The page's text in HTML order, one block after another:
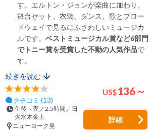
す。エルトン・ジョンが楽曲に加わり、
舞台セット、衣装、ダンス、歌とブロー
ドウェイで見るにふさわしいミュージカ
ルです。ベストミュージカル賞など6部門
でトニー賞を受賞した不動の人気作品で
す。
続きを読む
クチコミ (13)
US$136～
午後～夜／2.5時間／日
火水木金土
ニューヨーク発
詳細